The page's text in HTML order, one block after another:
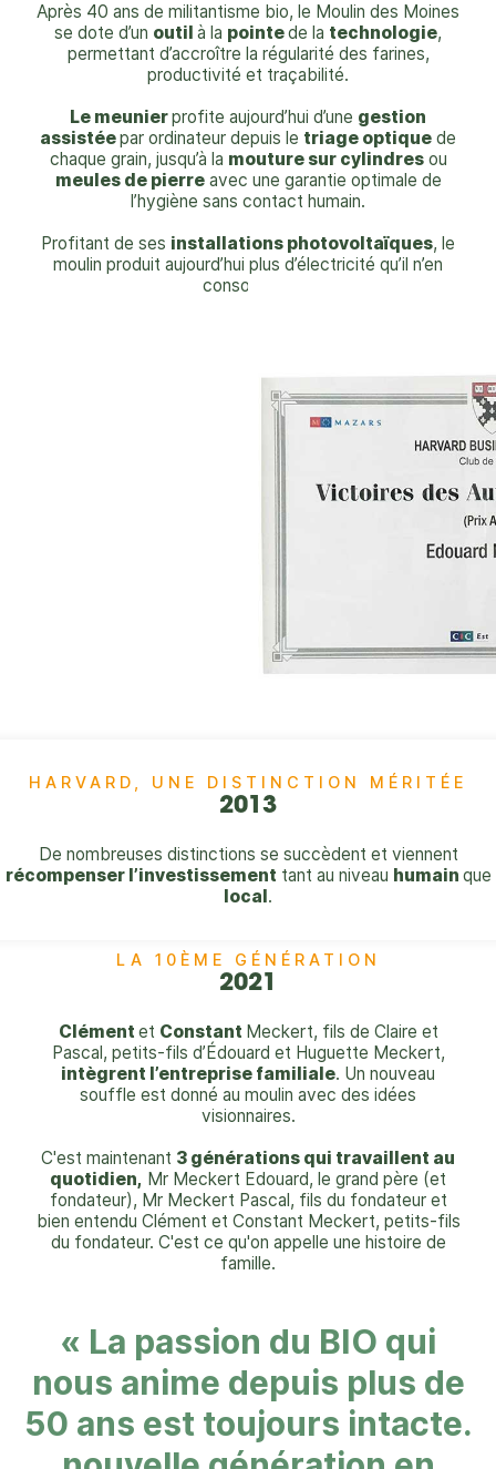
Après 40 ans de militantisme bio, le Moulin des Moines
se dote d’un outil à la pointede la technologie,
permettant d’accroître la régularité des farines,
productivité et traçabilité.
Le meunierprofite aujourd’hui d’une gestion
assistéepar ordinateur depuis le triage optique de
chaque grain, jusqu’à la mouture sur cylindresou
meules de pierreavec une garantie optimale de
l’hygiène sans contact humain.
Profitant de ses installations photovoltaïques, le
moulin produit aujourd’hui plus d’électricité qu’il n’en
consomme.
HARVARD, UNE DISTINCTION MÉRITÉE​
2013
De nombreuses distinctions se succèdent et viennent
récompenser l’investissement tant au niveau humain que
local.
LA 10ÈME GÉNÉRATION​
2021
Clément et Constant Meckert, fils de Claire et
Pascal, petits-fils d’Édouard et Huguette Meckert,
intègrent l’entreprise familiale. Un nouveau
souffle est donné au moulin avec des idées
visionnaires.
C'est maintenant 3 générations qui travaillent au
quotidien, Mr Meckert Edouard, le grand père (et
fondateur), Mr Meckert Pascal, fils du fondateur et
bien entendu Clément et Constant Meckert, petits-fils
du fondateur. C'est ce qu'on appelle une histoire de
famille.
« La passion du BIO qui
nous anime depuis plus de
50 ans est toujours intacte.